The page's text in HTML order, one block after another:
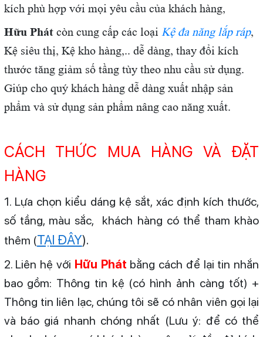
kích phù hợp với mọi yêu cầu của khách hàng,
Hữu Phátcòn cung cấp các loại Kệ đa năng lắp ráp,
Kệ siêu thị, Kệ kho hàng,.. dễ dàng, thay đổi kích
thước tăng giảm số tầng tùy theo nhu cầu sử dụng.
Giúp cho quý khách hàng dễ dàng xuất nhập sản
phẩm và sử dụng sản phẩm nâng cao năng xuất.
CÁCH THỨC MUA HÀNG VÀ ĐẶT
HÀNG
1. Lựa chọn kiểu dáng kệ sắt, xác định kích thước,
số tầng, màu sắc, khách hàng có thể tham khào
thêm (TẠI ĐÂY).
2. Liên hệ với Hữu Phát bằng cách để lại tin nhắn
bao gồm: Thông tin kệ (có hình ảnh càng tốt) +
Thông tin liên lạc, chúng tôi sẽ có nhân viên gọi lại
và báo giá nhanh chóng nhất (Lưu ý: để có thể